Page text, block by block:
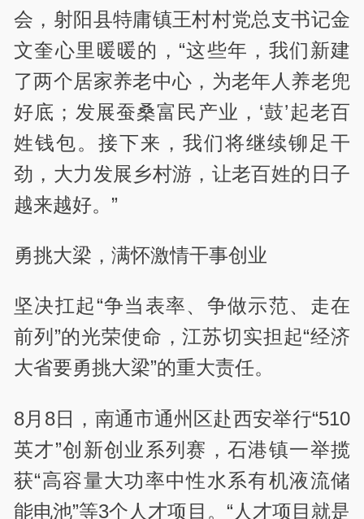
会，射阳县特庸镇王村村党总支书记金
文奎心里暖暖的，“这些年，我们新建
了两个居家养老中心，为老年人养老兜
好底；发展蚕桑富民产业，‘鼓’起老百
姓钱包。接下来，我们将继续铆足干
劲，大力发展乡村游，让老百姓的日子
越来越好。”
勇挑大梁，满怀激情干事创业
坚决扛起“争当表率、争做示范、走在
前列”的光荣使命，江苏切实担起“经济
大省要勇挑大梁”的重大责任。
8月8日，南通市通州区赴西安举行“510
英才”创新创业系列赛，石港镇一举揽
获“高容量大功率中性水系有机液流储
能电池”等3个人才项目。“人才项目就是